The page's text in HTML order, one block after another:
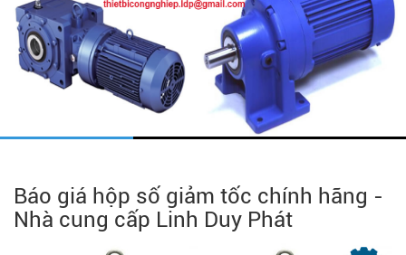
Báo giá hộp số giảm tốc chính hãng -
Nhà cung cấp Linh Duy Phát